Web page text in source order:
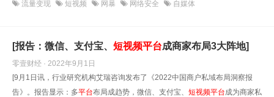
流量变现 短视频 网暴 网络安全 自媒体
[报告：微信、支付宝、 短视频平台成商家布局3大阵地]
零壹财经 · 2022年9月1日
[9月1日讯，行业研究机构艾瑞咨询发布了《2022中国商户私域布局洞察报
告》。报告显示：多平台布局成趋势，微信、支付宝、 短视频平台成为商家私